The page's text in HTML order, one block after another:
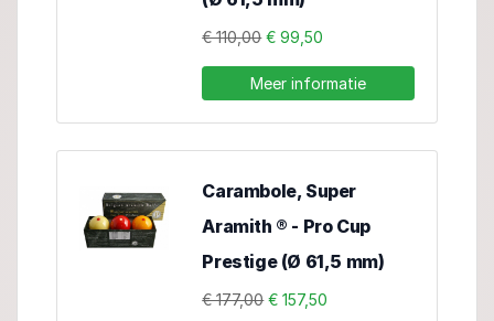
€ 110,00€ 99,50
Meer informatie
Carambole, Super
Aramith ® - Pro Cup
Prestige (Ø 61,5 mm)
€ 177,00€ 157,50